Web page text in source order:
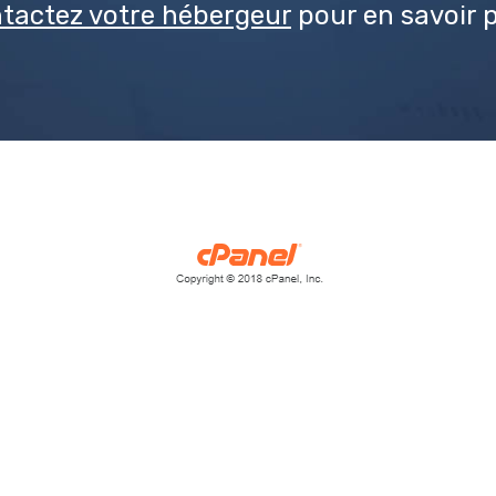
votre hébergeur pour en savoir